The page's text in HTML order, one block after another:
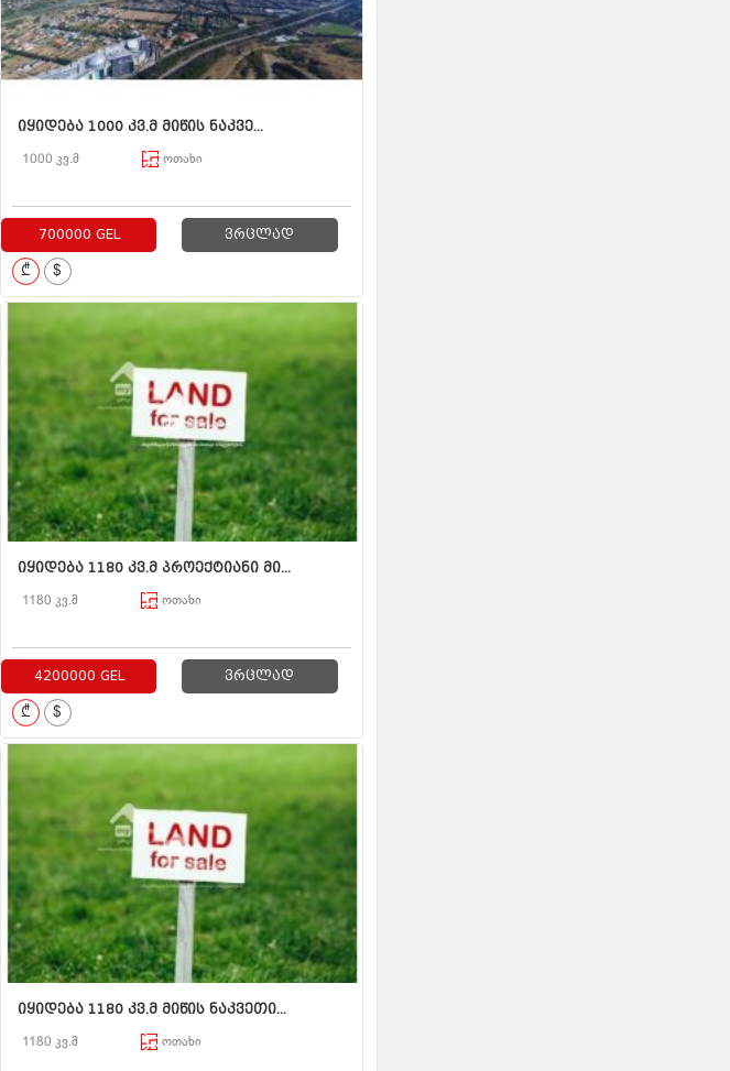
იყიდება 1000 კვ.მ მიწის ნაკვე...
1000 კვ.მ ოთახი
700000 GEL ვრცლად
₾ $
იყიდება 1180 კვ.მ პროექტიანი მი...
1180 კვ.მ ოთახი
4200000 GEL ვრცლად
₾ $
იყიდება 1180 კვ.მ მიწის ნაკვეთი...
1180 კვ.მ ოთახი